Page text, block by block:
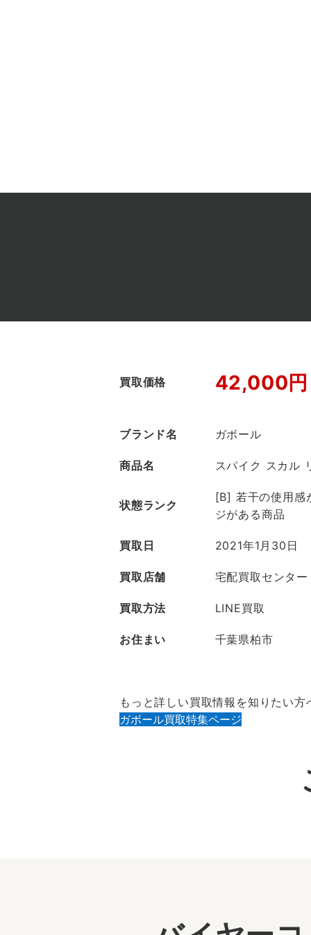
買取価格 42,000円
ブランド名 ガボール
商品名 スパイク スカル
状態ランク
[B] 若干の使用感
ジがある商品
買取日 2021年1月30日
買取店舗 宅配買取センター
買取方法 LINE買取
お住まい 千葉県柏市
もっと詳しい買取情報を知りたい方
ガボール買取特集ページ